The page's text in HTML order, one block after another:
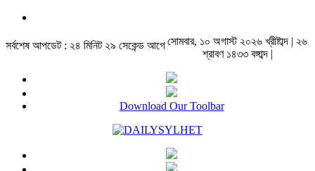
সর্বশেষ আপডেট : ২৪ মিনিট ২৯ সেকেন্ড আগেসোমবার, ১০ অগাস্ট ২০২৬ খ্রীষ্টাব্দ | ২৬
শ্রাবণ ১৪৩৩ বঙ্গাব্দ |
Download Our Toolbar